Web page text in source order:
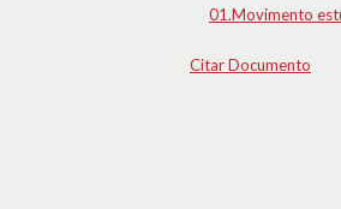
01.Movimento
Citar Documento